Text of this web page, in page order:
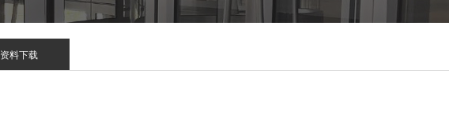
资料下载